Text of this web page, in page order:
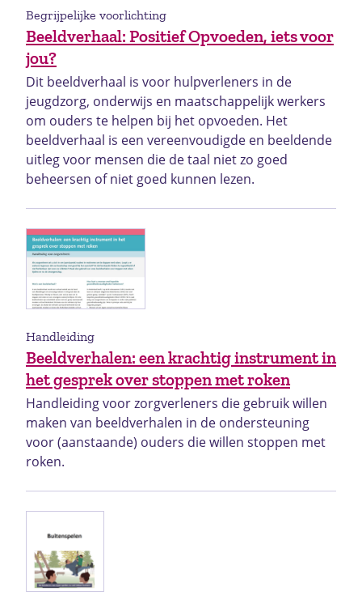
Beeldverhaal: Positief Opvoeden, iets voor
jou?
Begrijpelijke voorlichting
Dit beeldverhaal is voor hulpverleners in de
jeugdzorg, onderwijs en maatschappelijk werkers
om ouders te helpen bij het opvoeden. Het
beeldverhaal is een vereenvoudigde en beeldende
uitleg voor mensen die de taal niet zo goed
beheersen of niet goed kunnen lezen.
Beeldverhalen: een krachtig instrument in
het gesprek over stoppen met roken
Handleiding
Handleiding voor zorgverleners die gebruik willen
maken van beeldverhalen in de ondersteuning
voor (aanstaande) ouders die willen stoppen met
roken.